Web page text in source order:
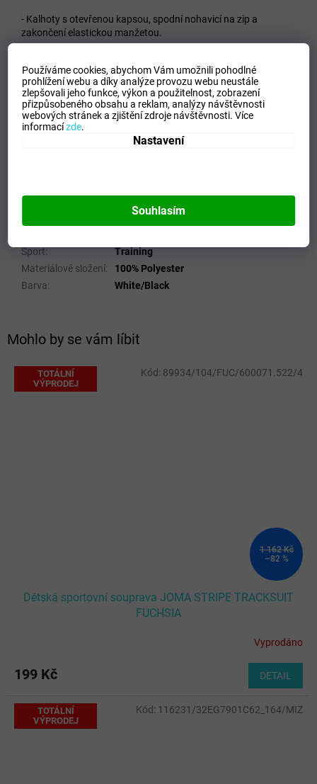
Používáme cookies, abychom Vám umožnili pohodlné
prohlížení webu a díky analýze provozu webu neustále
zlepšovali jeho funkce, výkon a použitelnost,zobrazení
přizpůsobeného obsahu a reklam, analýzy návštěvnosti
webových stránek a zjištění zdroje návštěvnosti.Více
informacízde.
Nastavení
Souhlasím
Mohlo by se vám líbit
TOTÁLNÍ
VÝPRODEJ
1 162 Kč
–82 %
Dětská sportovní souprava JOMA STRIPE TRACKSUIT
FUCHSIA
Vyprodáno
199 Kč DETAIL
Kód: 89934/104/FUC/600071.522/4
TOTÁLNÍ
VÝPRODEJ
Kód: 116231/32EG7901C62_164/MIZ
- Kalhoty s otevřenou kapsou, spodní nohavicí na zip a
zakončení elastickou manžetou.
VELIKOSTNÍ TABULKA_MIZUNO
Doplňkové parametry
Velikost
Junioři
Sport:
Training
Materiálové složení:
100% Polyester
Barva: White/Black